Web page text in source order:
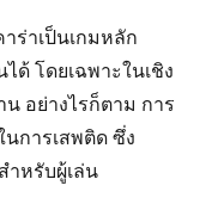
ร่าเป็นเกมหลัก
ด้ โดยเฉพาะในเชิง
น อย่างไรก็ตาม การ
การเสพติด ซึ่ง
ำหรับผู้เล่น